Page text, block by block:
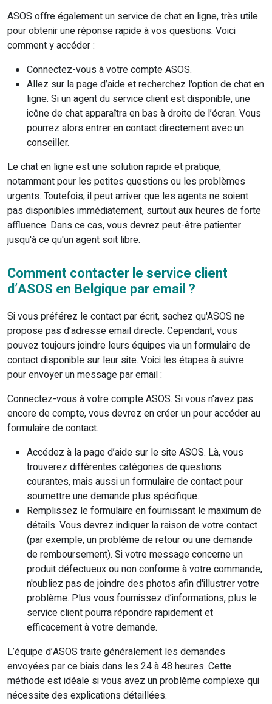
ASOS offre également un service de chat en ligne, très utile
pour obtenir une réponse rapide à vos questions. Voici
comment y accéder :
Connectez-vous à votre compte ASOS.
Allez sur la page d’aide et recherchez l'option de chat en
ligne. Si un agent du service client est disponible, une
icône de chat apparaîtra en bas à droite de l’écran. Vous
pourrez alors entrer en contact directement avec un
conseiller.
Le chat en ligne est une solution rapide et pratique,
notamment pour les petites questions ou les problèmes
urgents. Toutefois, il peut arriver que les agents ne soient
pas disponibles immédiatement, surtout aux heures de forte
affluence. Dans ce cas, vous devrez peut-être patienter
jusqu'à ce qu'un agent soit libre.
Comment contacter le service client
d’ASOS en Belgique par email ?
Si vous préférez le contact par écrit, sachez qu'ASOS ne
propose pas d’adresse email directe. Cependant, vous
pouvez toujours joindre leurs équipes via un formulaire de
contact disponible sur leur site. Voici les étapes à suivre
pour envoyer un message par email :
Connectez-vous à votre compte ASOS. Si vous n’avez pas
encore de compte, vous devrez en créer un pour accéder au
formulaire de contact.
Accédez à la page d’aide sur le site ASOS. Là, vous
trouverez différentes catégories de questions
courantes, mais aussi un formulaire de contact pour
soumettre une demande plus spécifique.
Remplissez le formulaire en fournissant le maximum de
détails. Vous devrez indiquer la raison de votre contact
(par exemple, un problème de retour ou une demande
de remboursement). Si votre message concerne un
produit défectueux ou non conforme à votre commande,
n'oubliez pas de joindre des photos afin d'illustrer votre
problème. Plus vous fournissez d’informations, plus le
service client pourra répondre rapidement et
efficacement à votre demande.
L’équipe d’ASOS traite généralement les demandes
envoyées par ce biais dans les 24 à 48 heures. Cette
méthode est idéale si vous avez un problème complexe qui
nécessite des explications détaillées.